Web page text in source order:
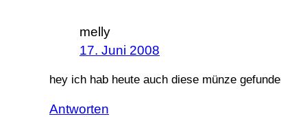
melly
17. Juni 2008
hey ich hab heute auch diese münze
Antworten